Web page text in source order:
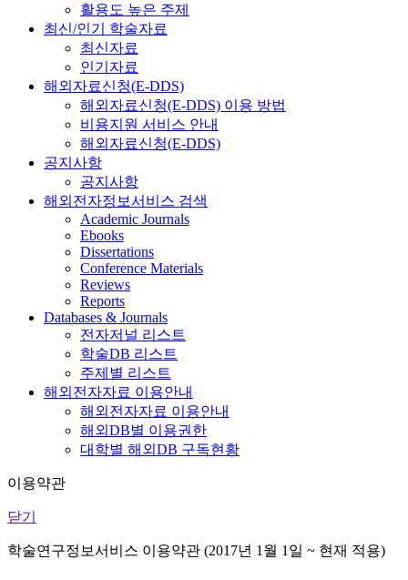
활용도 높은 주제
최신/인기 학술자료
최신자료
인기자료
해외자료신청(E-DDS)
해외자료신청(E-DDS) 이용 방법
비용지원 서비스 안내
해외자료신청(E-DDS)
공지사항
공지사항
해외전자정보서비스 검색
Academic Journals
Ebooks
Dissertations
Conference Materials
Reviews
Reports
Databases & Journals
전자저널 리스트
학술DB 리스트
주제별 리스트
해외전자자료 이용안내
해외전자자료 이용안내
해외DB별 이용권한
대학별 해외DB 구독현황
이용약관
닫기
학술연구정보서비스 이용약관 (2017년 1월 1일 ~ 현재 적용)